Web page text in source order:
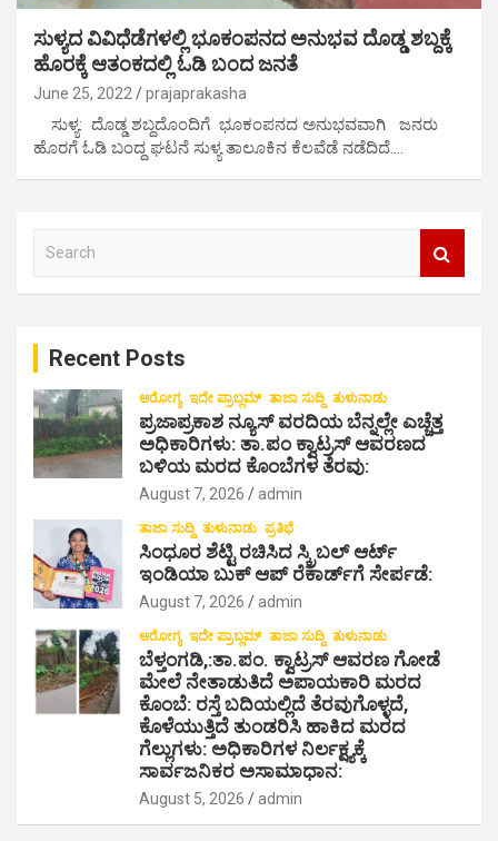
ಸುಳ್ಯದ ವಿವಿಧೆಡೆಗಳಲ್ಲಿ ಭೂಕಂಪನದ ಅನುಭವ ದೊಡ್ಡ ಶಬ್ದಕ್ಕೆ
ಹೊರಕ್ಕೆ ಆತಂಕದಲ್ಲಿ ಓಡಿ ಬಂದ ಜನತೆ
June 25, 2022 prajaprakasha
ಸುಳ್ಯ: ದೊಡ್ಡ ಶಬ್ದದೊಂದಿಗೆ ಭೂಕಂಪನದ ಅನುಭವವಾಗಿ ಜನರು
ಹೊರಗೆ ಓಡಿ ಬಂದ್ದ ಘಟನೆ ಸುಳ್ಯ ತಾಲೂಕಿನ ಕೆಲವೆಡೆ ನಡೆದಿದೆ.…
Recent Posts
ಆರೋಗ್ಯ ಇದೇ ಪ್ರಾಬ್ಲಮ್ ತಾಜಾ ಸುದ್ದಿ ತುಳುನಾಡು
ಪ್ರಜಾಪ್ರಕಾಶ ನ್ಯೂಸ್ ವರದಿಯ ಬೆನ್ನಲ್ಲೇ ಎಚ್ಚೆತ್ತ
ಅಧಿಕಾರಿಗಳು: ತಾ.ಪಂ ಕ್ವಾಟ್ರಸ್ ಆವರಣದ
ಬಳಿಯ ಮರದ ಕೊಂಬೆಗಳ ತೆರವು:
August 7, 2026 admin
ತಾಜಾ ಸುದ್ದಿ ತುಳುನಾಡು ಪ್ರತಿಭೆ
ಸಿಂಧೂರ ಶೆಟ್ಟಿ ರಚಿಸಿದ ಸ್ಕ್ರಿಬಲ್ ಆರ್ಟ್
ಇಂಡಿಯಾ ಬುಕ್ ಆಪ್ ರೆಕಾರ್ಡ್‌ಗೆ ಸೇರ್ಪಡೆ:
August 7, 2026 admin
ಆರೋಗ್ಯ ಇದೇ ಪ್ರಾಬ್ಲಮ್ ತಾಜಾ ಸುದ್ದಿ ತುಳುನಾಡು
ಬೆಳ್ತಂಗಡಿ,:ತಾ.ಪಂ‌. ಕ್ವಾಟ್ರಸ್ ಆವರಣ ಗೋಡೆ
ಮೇಲೆ ನೇತಾಡುತಿದೆ ಅಪಾಯಕಾರಿ ಮರದ
ಕೊಂಬೆ: ರಸ್ತೆ ಬದಿಯಲ್ಲಿದೆ ತೆರವುಗೊಳ್ಳದೆ,
ಕೊಳೆಯುತ್ತಿದೆ ತುಂಡರಿಸಿ ಹಾಕಿದ ಮರದ
ಗೆಲ್ಲುಗಳು: ಅಧಿಕಾರಿಗಳ ನಿರ್ಲಕ್ಷ್ಯಕ್ಕೆ
ಸಾರ್ವಜನಿಕರ ಅಸಾಮಾಧಾನ:
August 5, 2026 admin